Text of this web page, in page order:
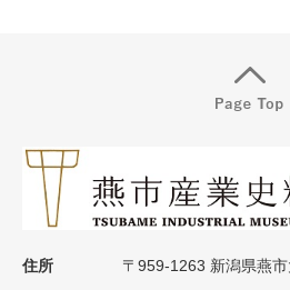
住所 〒959-1263 新潟県燕